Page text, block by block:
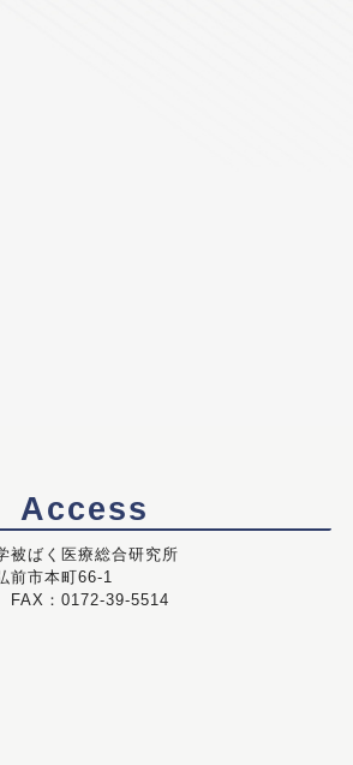
Access
被ばく医療総合研究所
前市本町66-1
：0172-39-5514